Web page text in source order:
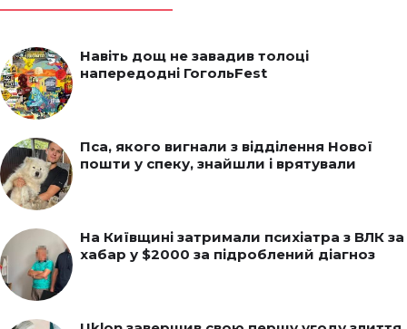
Навіть дощ не завадив толоці
напередодні ГогольFest
Пса, якого вигнали з відділення Нової
пошти у спеку, знайшли і врятували
На Київщині затримали психіатра з ВЛК за
хабар у $2000 за підроблений діагноз